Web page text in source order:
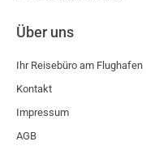
Über uns
Ihr Reisebüro am Flughafen
Kontakt
Impressum
AGB